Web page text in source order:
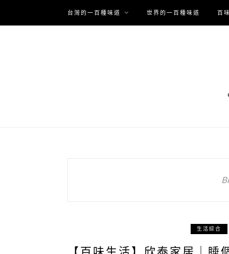
台灣的一百種味道 世界的一百種味道 百
生活綜合